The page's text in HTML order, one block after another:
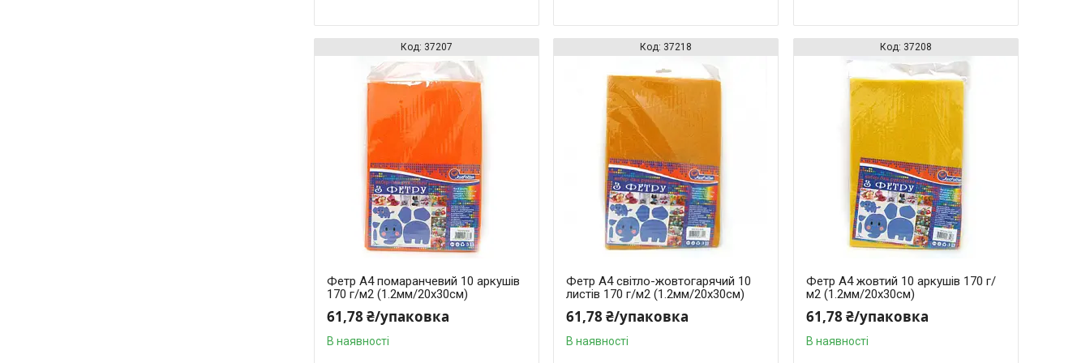
37207
Фетр A4 помаранчевий 10 аркушів
170 г/м2 (1.2мм/20x30см)
61,78 ₴/упаковка
В наявності
37218
Фетр A4 світло-жовтогарячий 10
листів 170 г/м2 (1.2мм/20x30см)
61,78 ₴/упаковка
В наявності
37208
Фетр A4 жовтий 10 аркушів 170 г/
м2 (1.2мм/20x30см)
61,78 ₴/упаковка
В наявності